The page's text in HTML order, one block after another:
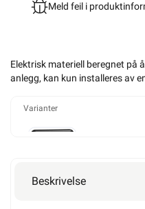
Meld feil i
Elektrisk materiell beregnet på
anlegg, kan kun installeres av
Varianter
Beskrivelse